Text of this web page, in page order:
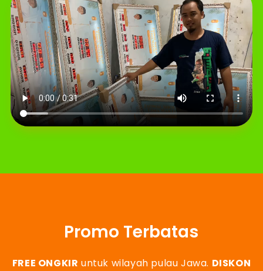
Promo Terbatas
FREE ONGKIR untuk wilayah pulau Jawa. DISKON